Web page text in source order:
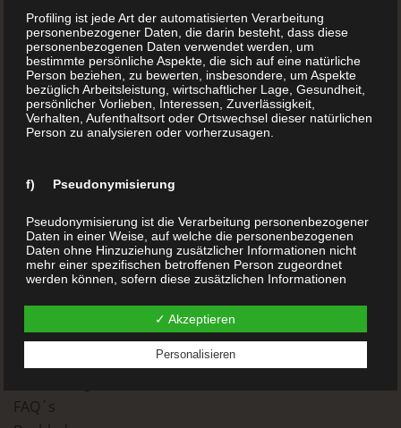
Hardeggasse 69, Top 21
1220 Wien
Österreich
Telefon:+43 1 283 9999
Internet:www.BuchDrucker.at
E-Mail:office@buchdrucker.at
Home
Aktion
Über uns
Buchdruck (Ihr Buch drucken)
Hardcover Buch
Softcover Buch
Kleine Auflage drucken
FAQ´s
Profiling ist jede Art der automatisierten Verarbeitung
personenbezogener Daten, die darin besteht, dass diese
personenbezogenen Daten verwendet werden, um
bestimmte persönliche Aspekte, die sich auf eine natürliche
Person beziehen, zu bewerten, insbesondere, um Aspekte
bezüglich Arbeitsleistung, wirtschaftlicher Lage, Gesundheit,
persönlicher Vorlieben, Interessen, Zuverlässigkeit,
Verhalten, Aufenthaltsort oder Ortswechsel dieser natürlichen
Person zu analysieren oder vorherzusagen.
f) Pseudonymisierung
Pseudonymisierung ist die Verarbeitung personenbezogener
Daten in einer Weise, auf welche die personenbezogenen
Daten ohne Hinzuziehung zusätzlicher Informationen nicht
mehr einer spezifischen betroffenen Person zugeordnet
werden können, sofern diese zusätzlichen Informationen
organisatorischen Maßnahmen unterliegen, die
gewährleisten, dass die personenbezogenen Daten nicht
einer identifizierten oder identifizierbaren natürlichen Person
g) Verantwortlicher oder für die Verarbeitung
Verantwortlicher
✓ Akzeptieren
Personalisieren